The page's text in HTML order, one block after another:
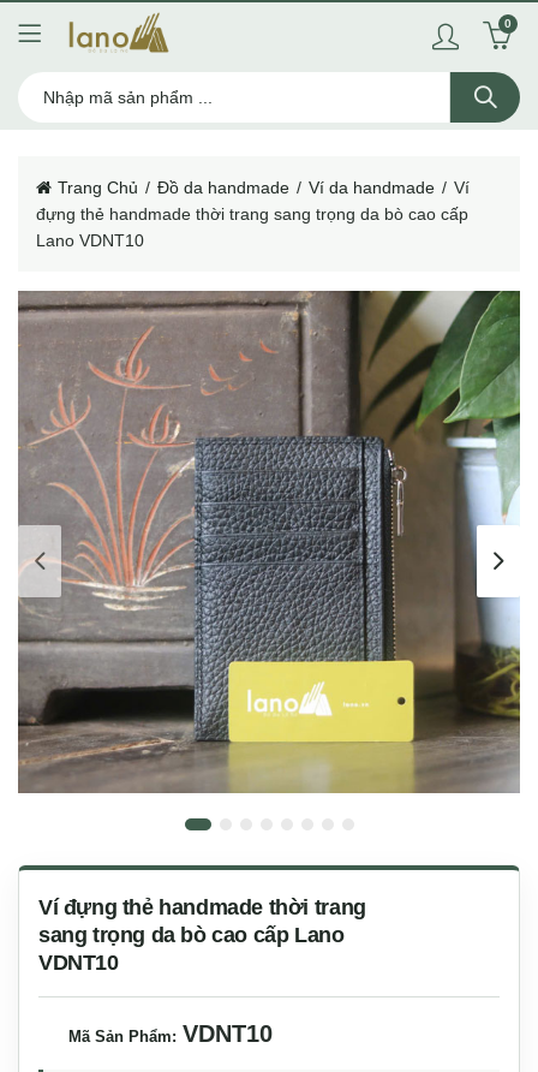
0
Trang Chủ Đồ da handmade Ví da handmade
Ví
đựng thẻ handmade thời trang sang trọng da bò cao cấp
Lano VDNT10
Ví đựng thẻ handmade thời trang
sang trọng da bò cao cấp Lano
VDNT10
Mã Sản Phẩm: VDNT10